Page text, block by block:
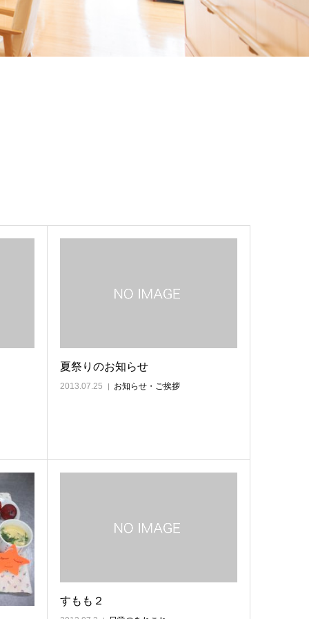
夏祭りのお知らせ
2013.07.25 お知らせ・ご挨拶
すもも２